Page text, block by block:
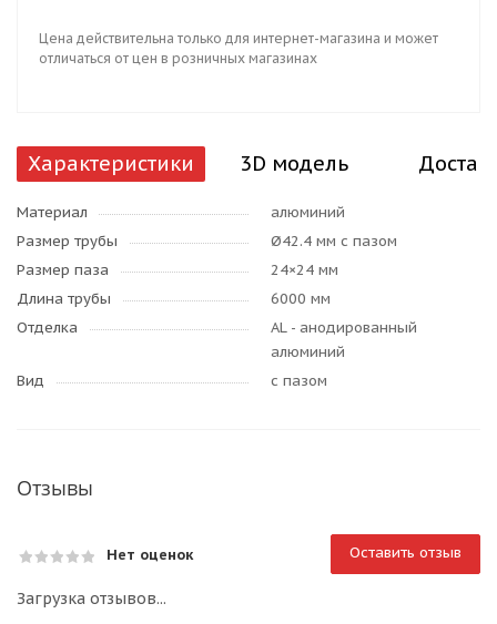
Цена действительна только для интернет-магазина и может
отличаться от цен в розничных магазинах
Характеристики 3D модель
Материал
алюминий
Размер трубы
Ø42.4 мм с пазом
Размер паза
24×24 мм
Длина трубы
6000 мм
Отделка
AL - анодированный
алюминий
Вид
с пазом
Отзывы
Нет оценок Оставить отзыв
Загрузка отзывов...